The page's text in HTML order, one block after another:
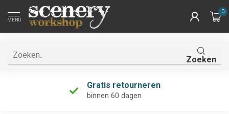
MENU
0
Zoeken
Gratis retourneren
binnen 60 dagen